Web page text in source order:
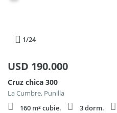
1/24
USD 190.000
Cruz chica 300
La Cumbre, Punilla
160 m² cubie.
3 dorm.